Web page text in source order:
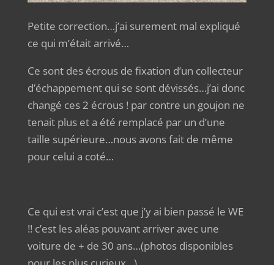
Petite correction…j’ai surement mal expliqué
ce qui m’était arrivé…
Ce sont des écrous de fixation d’un collecteur
d’échappement qui se sont dévissés…j’ai donc
changé ces 2 écrous ! par contre un goujon ne
tenait plus et a été remplacé par un d’une
taille supérieure…nous avons fait de même
pour celui a coté…
Ce qui est vrai c’est que j’y ai bien passé le WE
!! c’est les aléas pouvant arriver avec une
voiture de + de 30 ans…(photos disponibles